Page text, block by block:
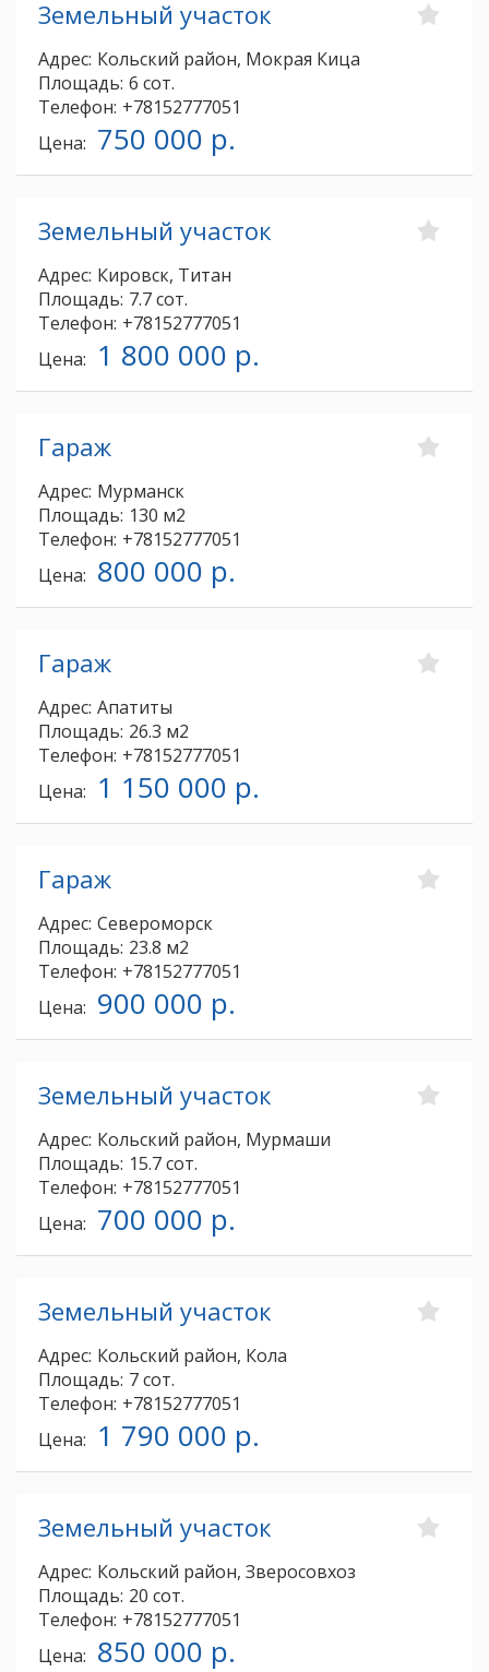
Земельный участок
Адрес: Кольский район, Мокрая Кица
Площадь: 6 сот.
Телефон: +78152777051
Цена: 750 000 р.
Земельный участок
Адрес: Кировск, Титан
Площадь: 7.7 сот.
Телефон: +78152777051
Цена: 1 800 000 р.
Гараж
Адрес: Мурманск
Площадь: 130 м2
Телефон: +78152777051
Цена: 800 000 р.
Гараж
Адрес: Апатиты
Площадь: 26.3 м2
Телефон: +78152777051
Цена: 1 150 000 р.
Гараж
Адрес: Североморск
Площадь: 23.8 м2
Телефон: +78152777051
Цена: 900 000 р.
Земельный участок
Адрес: Кольский район, Мурмаши
Площадь: 15.7 сот.
Телефон: +78152777051
Цена: 700 000 р.
Земельный участок
Адрес: Кольский район, Кола
Площадь: 7 сот.
Телефон: +78152777051
Цена: 1 790 000 р.
Земельный участок
Адрес: Кольский район, Зверосовхоз
Площадь: 20 сот.
Телефон: +78152777051
Цена: 850 000 р.